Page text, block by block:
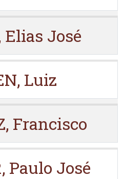
José
Luiz
Francisco
Paulo José